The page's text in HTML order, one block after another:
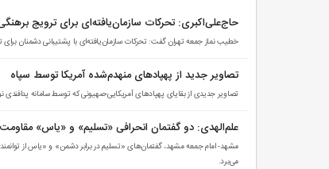
حاج‌علی‌اکبری: تحرکات سازمان‌یافته‌ای برای ترویج
خطیب نماز جمعه تهران گفت: تحرکات سازمان‌یافته‌ای با پشتیبانی دشمنان
تصاویر جدید از پهپادهای منهدم‌شده آمریکا توسط سپاه
تصاویر جدیدی از بقایای پهپادهای آمریکایی-صهیونی که توسط سامانه‌
علم‌الهدی: دو گفتمان انحرافی «تسلیم» و «یاس»
مشهد- امام جمعه مشهد، گفتمان‌های «تسلیم در برابر دشمن» و «یاس از
می‌برد.